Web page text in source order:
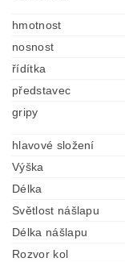
hmotnost
nosnost
řídítka
představec
gripy
hlavové složení
Výška
Délka
Světlost nášlapu
Délka nášlapu
Rozvor kol